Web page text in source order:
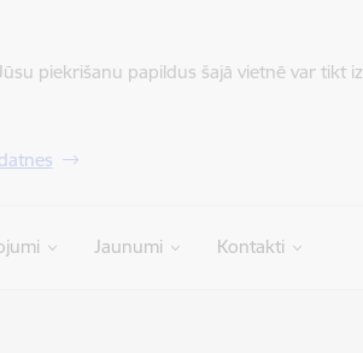
piekrišanu papildus šajā vietnē var tikt
Jaunumi Kontakti